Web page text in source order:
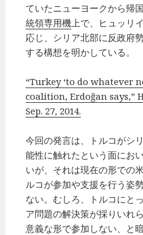
ていたニューヨークから帰
統領専用機 上で、ヒュッリ
応じ、シリア北部に反政府
する構想を明かしている。
“Turkey ‘to do whatever
coalition, Erdoğan says,”
Sep. 27, 2014.
今回の発言は、トルコがシ
能性に触れたという面にお
いが、それは現在の形での
ルコが参加や支援を行う姿
ない。むしろ、トルコにと
ア問題の解決策が採りいれ
意義な形で参加しない、と